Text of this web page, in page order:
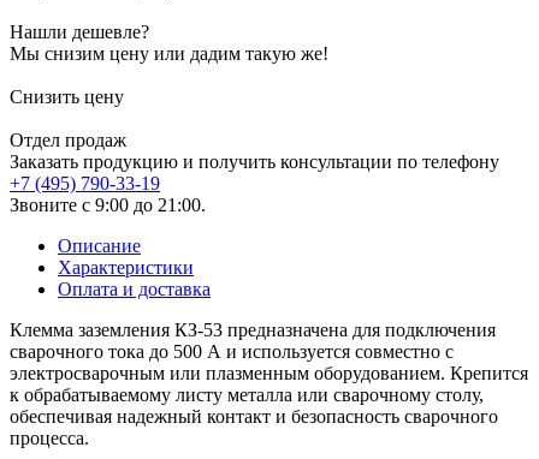
Нашли дешевле?
Мы снизим цену или дадим такую же!
Снизить цену
Отдел продаж
Заказать продукцию и получить консультации по телефону
+7 (495) 790-33-19
Звоните с 9:00 до 21:00.
Описание
Характеристики
Оплата и доставка
Клемма заземления КЗ-53 предназначена для подключения
сварочного тока до 500 А и используется совместно с
электросварочным или плазменным оборудованием. Крепится
к обрабатываемому листу металла или сварочному столу,
обеспечивая надежный контакт и безопасность сварочного
процесса.